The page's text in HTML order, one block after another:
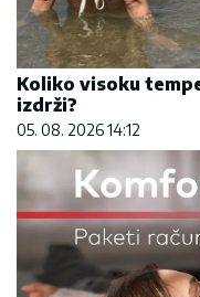
Koliko visoku
izdrži?
05. 08. 2026 14:12